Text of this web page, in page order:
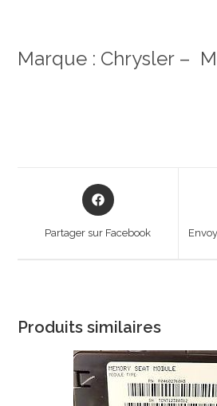
Marque : Chrysler –
Opens
in
Partager sur Facebook
Produits similaires